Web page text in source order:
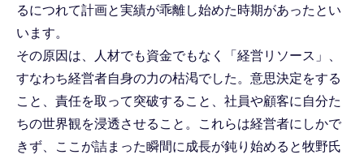
るにつれて計画と実績が乖離し始めた時期があったとい
います。
その原因は、人材でも資金でもなく「経営リソース」、
すなわち経営者自身の力の枯渇でした。意思決定をする
こと、責任を取って突破すること、社員や顧客に自分た
ちの世界観を浸透させること。これらは経営者にしかで
きず、ここが詰まった瞬間に成長が鈍り始めると牧野氏